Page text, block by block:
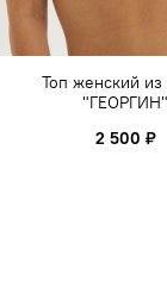
Топ женский из
2 500 ₽